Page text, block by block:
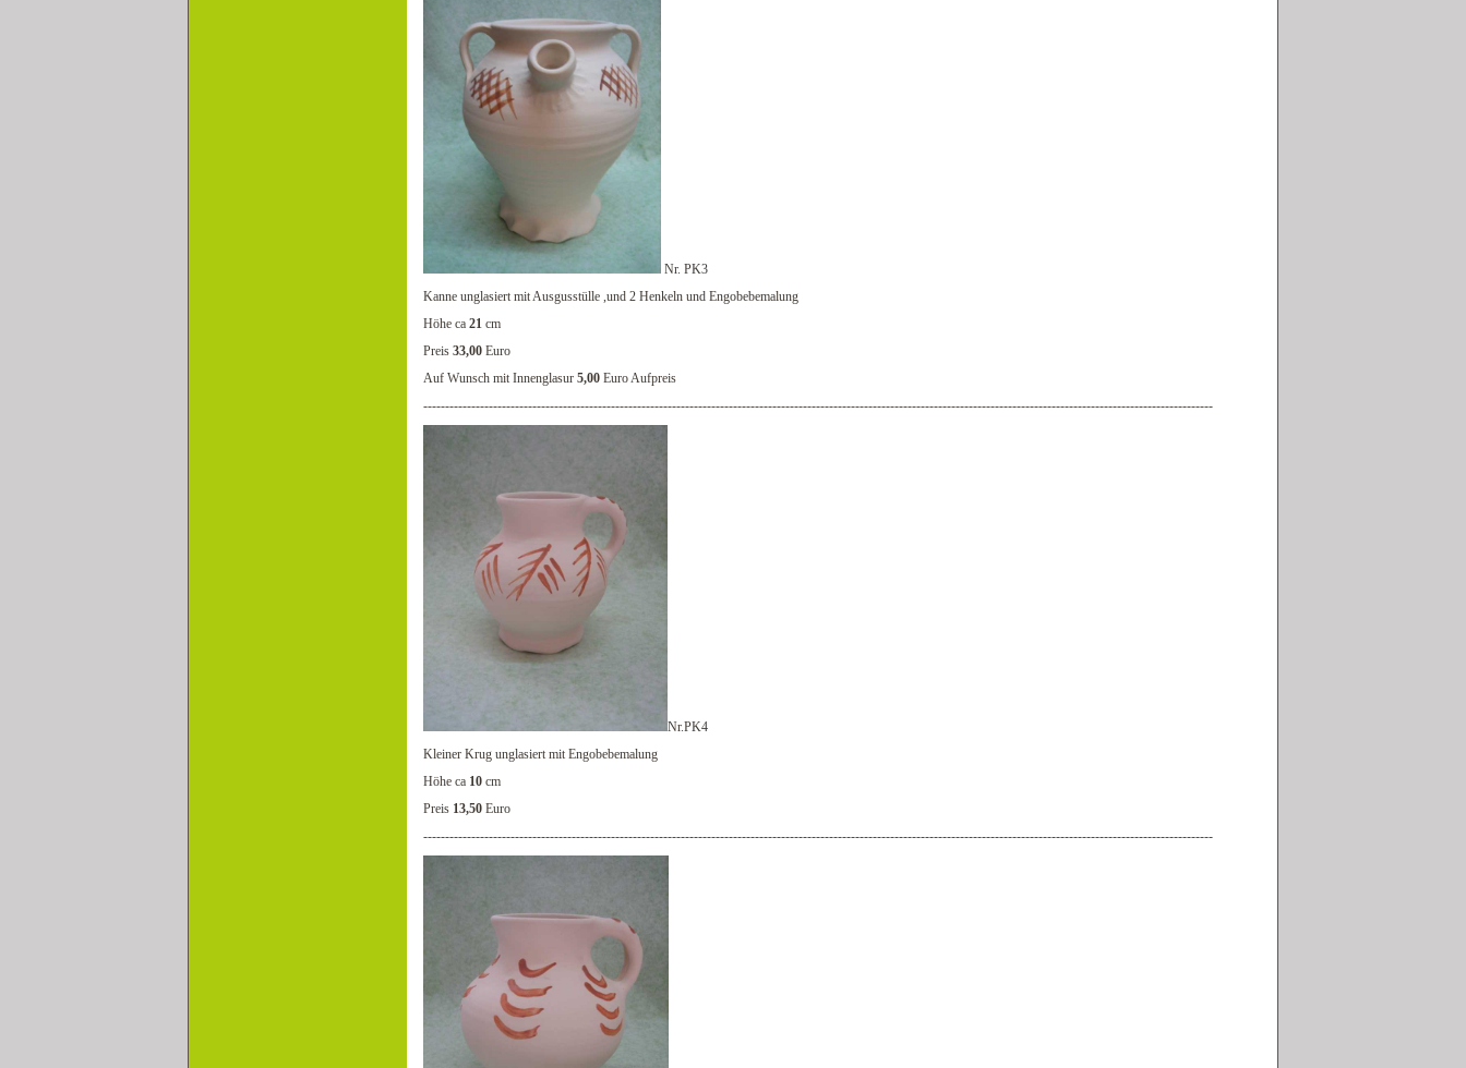
Nr. PK3
Kanne unglasiert mit Ausgusstülle ,und 2 Henkeln und Engobebemalung
Höhe ca 21 cm
Preis 33,00 Euro
Auf Wunsch mit Innenglasur 5,00 Euro Aufpreis
-------------------------------------------------------------------------------------------------------------------------------------------------------------------------------------
Nr.PK4
Kleiner Krug unglasiert mit Engobebemalung
Höhe ca 10 cm
Preis 13,50 Euro
-------------------------------------------------------------------------------------------------------------------------------------------------------------------------------------